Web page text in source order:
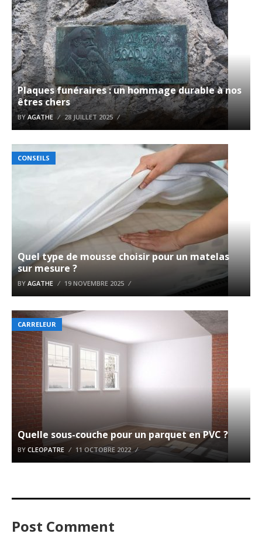
Plaques funéraires : un hommage durable à nos
êtres chers
BY AGATHE 28 JUILLET 2025
CONSEILS
Quel type de mousse choisir pour un matelas
sur mesure ?
BY AGATHE 19 NOVEMBRE 2025
CARRELEUR
Quelle sous-couche pour un parquet en PVC ?
BY CLEOPATRE 11 OCTOBRE 2022
Post Comment